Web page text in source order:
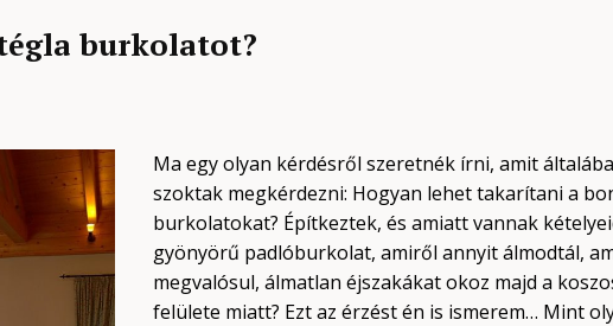
burkolatot?
Ma egy olyan kérdésről szeretnék írni, amit
szoktak megkérdezni: Hogyan lehet takarítani a
burkolatokat? Építkeztek, és amiatt vannak
gyönyörű padlóburkolat, amiről annyit álmodtál,
megvalósul, álmatlan éjszakákat okoz majd a
felülete miatt? Ezt az érzést én is ismerem… Mint